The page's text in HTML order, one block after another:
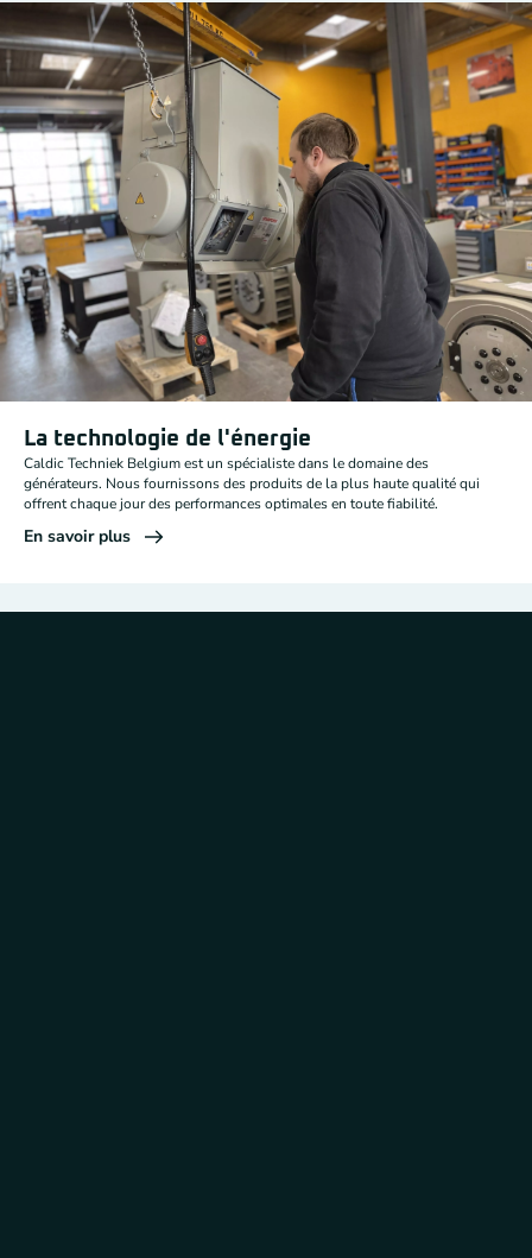
La technologie de l'énergie
Caldic Techniek Belgium est un spécialiste dans le domaine des
générateurs. Nous fournissons des produits de la plus haute qualité qui
offrent chaque jour des performances optimales en toute fiabilité.
En savoir plus